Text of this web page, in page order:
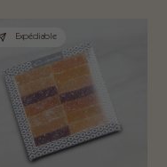
Expédiable